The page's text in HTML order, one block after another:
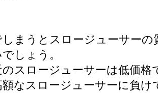
まうとスロージューサーの
しょう。
のスロージューサーは低価格
なスロージューサーに負け